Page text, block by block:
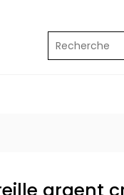
Recherche